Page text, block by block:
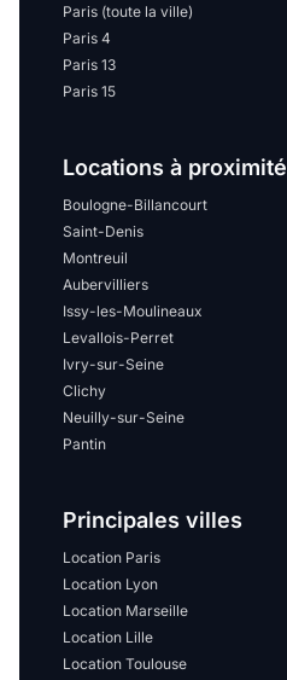
Paris (toute la ville)
Paris 4
Paris 13
Paris 15
Locations à proximité
Boulogne-Billancourt
Saint-Denis
Montreuil
Aubervilliers
Issy-les-Moulineaux
Levallois-Perret
Ivry-sur-Seine
Clichy
Neuilly-sur-Seine
Pantin
Principales villes
Location Paris
Location Lyon
Location Marseille
Location Lille
Location Toulouse